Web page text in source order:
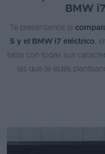
Renting
Suscripción
Stock
BMW
Te presentamos la
5 y el BMW i7 eléctrico ,
tabla con todas sus
las que te estés